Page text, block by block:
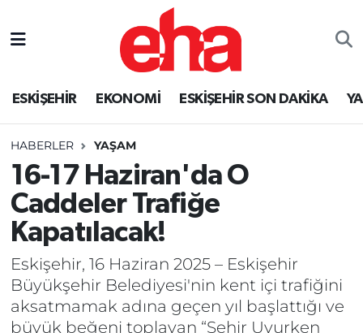
ESKİŞEHİR EKONOMİ ESKİŞEHİR SON DAKİKA
HABERLER YAŞAM
16-17 Haziran'da O
Caddeler Trafiğe
Kapatılacak!
Eskişehir, 16 Haziran 2025 – Eskişehir
Büyükşehir Belediyesi'nin kent içi trafiğini
aksatmamak adına geçen yıl başlattığı ve
büyük beğeni toplayan “Şehir Uyurken